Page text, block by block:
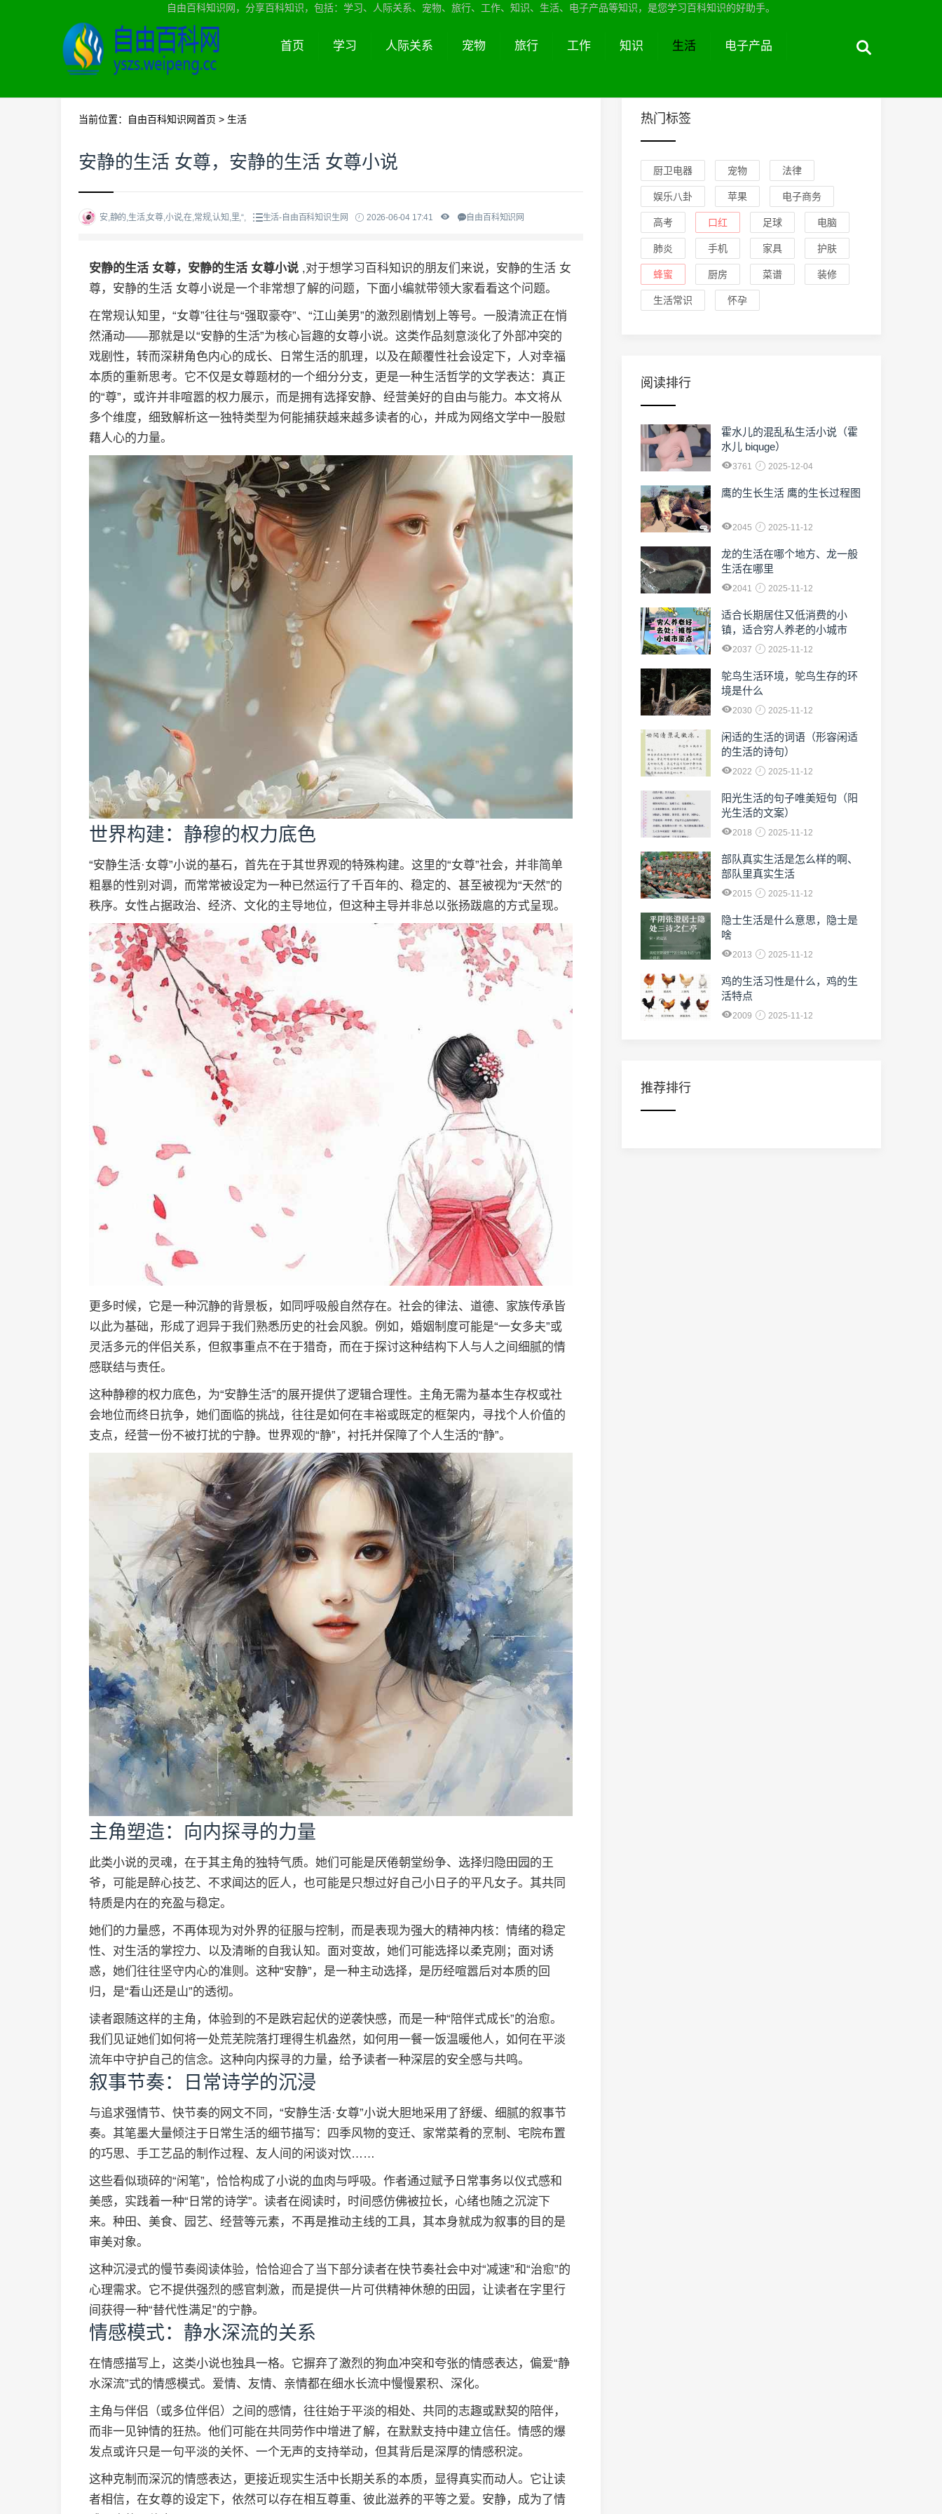
自由百科知识网，分享百科知识，包括：学习、人际关系、宠物、旅行、工作、知识、生活、电子产品等知识，是您学习百科知识的好助手。
首页 学习 人际关系 宠物 旅行 工作 知识 生活 电子产品
当前位置： 自由百科知识网首页 > 生活
安静的生活 女尊，安静的生活 女尊小说
安,静的,生活,女尊,小说,在,常规,认知,里,“, 生活-自由百科知识生网 2026-06-04 17:41 自由百科知识网
安静的生活 女尊，安静的生活 女尊小说 ,对于想学习百科知识的朋友们来说，安静的生活 女
尊，安静的生活 女尊小说是一个非常想了解的问题，下面小编就带领大家看看这个问题。
在常规认知里，“女尊”往往与“强取豪夺”、“江山美男”的激烈剧情划上等号。一股清流正在悄
然涌动——那就是以“安静的生活”为核心旨趣的女尊小说。这类作品刻意淡化了外部冲突的
戏剧性，转而深耕角色内心的成长、日常生活的肌理，以及在颠覆性社会设定下，人对幸福
本质的重新思考。它不仅是女尊题材的一个细分分支，更是一种生活哲学的文学表达：真正
的“尊”，或许并非喧嚣的权力展示，而是拥有选择安静、经营美好的自由与能力。本文将从
多个维度，细致解析这一独特类型为何能捕获越来越多读者的心，并成为网络文学中一股慰
藉人心的力量。
世界构建：静穆的权力底色
“安静生活·女尊”小说的基石，首先在于其世界观的特殊构建。这里的“女尊”社会，并非简单
粗暴的性别对调，而常常被设定为一种已然运行了千百年的、稳定的、甚至被视为“天然”的
秩序。女性占据政治、经济、文化的主导地位，但这种主导并非总以张扬跋扈的方式呈现。
更多时候，它是一种沉静的背景板，如同呼吸般自然存在。社会的律法、道德、家族传承皆
以此为基础，形成了迥异于我们熟悉历史的社会风貌。例如，婚姻制度可能是“一女多夫”或
灵活多元的伴侣关系，但叙事重点不在于猎奇，而在于探讨这种结构下人与人之间细腻的情
感联结与责任。
这种静穆的权力底色，为“安静生活”的展开提供了逻辑合理性。主角无需为基本生存权或社
会地位而终日抗争，她们面临的挑战，往往是如何在丰裕或既定的框架内，寻找个人价值的
支点，经营一份不被打扰的宁静。世界观的“静”，衬托并保障了个人生活的“静”。
主角塑造：向内探寻的力量
此类小说的灵魂，在于其主角的独特气质。她们可能是厌倦朝堂纷争、选择归隐田园的王
爷，可能是醉心技艺、不求闻达的匠人，也可能是只想过好自己小日子的平凡女子。其共同
特质是内在的充盈与稳定。
她们的力量感，不再体现为对外界的征服与控制，而是表现为强大的精神内核：情绪的稳定
性、对生活的掌控力、以及清晰的自我认知。面对变故，她们可能选择以柔克刚；面对诱
惑，她们往往坚守内心的准则。这种“安静”，是一种主动选择，是历经喧嚣后对本质的回
归，是“看山还是山”的透彻。
读者跟随这样的主角，体验到的不是跌宕起伏的逆袭快感，而是一种“陪伴式成长”的治愈。
我们见证她们如何将一处荒芜院落打理得生机盎然，如何用一餐一饭温暖他人，如何在平淡
流年中守护自己的信念。这种向内探寻的力量，给予读者一种深层的安全感与共鸣。
叙事节奏：日常诗学的沉浸
与追求强情节、快节奏的网文不同，“安静生活·女尊”小说大胆地采用了舒缓、细腻的叙事节
奏。其笔墨大量倾注于日常生活的细节描写：四季风物的变迁、家常菜肴的烹制、宅院布置
的巧思、手工艺品的制作过程、友人间的闲谈对饮……
这些看似琐碎的“闲笔”，恰恰构成了小说的血肉与呼吸。作者通过赋予日常事务以仪式感和
美感，实践着一种“日常的诗学”。读者在阅读时，时间感仿佛被拉长，心绪也随之沉淀下
来。种田、美食、园艺、经营等元素，不再是推动主线的工具，其本身就成为叙事的目的是
审美对象。
这种沉浸式的慢节奏阅读体验，恰恰迎合了当下部分读者在快节奏社会中对“减速”和“治愈”的
心理需求。它不提供强烈的感官刺激，而是提供一片可供精神休憩的田园，让读者在字里行
间获得一种“替代性满足”的宁静。
情感模式：静水深流的关系
在情感描写上，这类小说也独具一格。它摒弃了激烈的狗血冲突和夸张的情感表达，偏爱“静
水深流”式的情感模式。爱情、友情、亲情都在细水长流中慢慢累积、深化。
主角与伴侣（或多位伴侣）之间的感情，往往始于平淡的相处、共同的志趣或默契的陪伴，
而非一见钟情的狂热。他们可能在共同劳作中增进了解，在默默支持中建立信任。情感的爆
发点或许只是一句平淡的关怀、一个无声的支持举动，但其背后是深厚的情感积淀。
这种克制而深沉的情感表达，更接近现实生活中长期关系的本质，显得真实而动人。它让读
者相信，在女尊的设定下，依然可以存在相互尊重、彼此滋养的平等之爱。安静，成为了情
热门标签
厨卫电器 宠物 法律
娱乐八卦 苹果 电子商务
高考 口红 足球 电脑
肺炎 手机 家具 护肤
蜂蜜 厨房 菜谱 装修
生活常识 怀孕
阅读排行
霍水儿的混乱私生活小说（霍
水儿 biquge）
3761 2025-12-04
鹰的生长生活 鹰的生长过程图
2045 2025-11-12
龙的生活在哪个地方、龙一般
生活在哪里
2041 2025-11-12
适合长期居住又低消费的小
镇，适合穷人养老的小城市
2037 2025-11-12
鸵鸟生活环境，鸵鸟生存的环
境是什么
2030 2025-11-12
闲适的生活的词语（形容闲适
的生活的诗句）
2022 2025-11-12
阳光生活的句子唯美短句（阳
光生活的文案）
2018 2025-11-12
部队真实生活是怎么样的啊、
部队里真实生活
2015 2025-11-12
隐士生活是什么意思，隐士是
啥
2013 2025-11-12
鸡的生活习性是什么，鸡的生
活特点
2009 2025-11-12
推荐排行